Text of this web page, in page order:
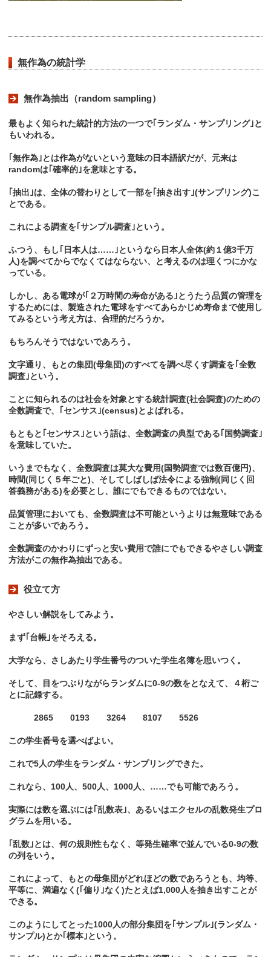
無作為の統計学
無作為抽出（random sampling）
最もよく知られた統計的方法の一つで｢ランダム・サンプリング｣と
もいわれる。
｢無作為｣とは作為がないという意味の日本語訳だが、元来は
randomは｢確率的｣を意味とする。
｢抽出｣は、全体の替わりとして一部を｢抽き出す｣(サンプリング)こ
とである。
これによる調査を｢サンプル調査｣という。
ふつう、もし｢日本人は……｣というなら日本人全体(約１億3千万
人)を調べてからでなくてはならない、と考えるのは理くつにかな
っている。
しかし、ある電球が｢２万時間の寿命がある｣とうたう品質の管理を
するためには、製造された電球をすべてあらかじめ寿命まで使用し
てみるという考え方は、合理的だろうか。
もちろんそうではないであろう。
文字通り、もとの集団(母集団)のすべてを調べ尽くす調査を｢全数
調査｣という。
ことに知られるのは社会を対象とする統計調査(社会調査)のための
全数調査で、｢センサス｣(census)とよばれる。
もともと｢センサス｣という語は、全数調査の典型である｢国勢調査｣
を意味していた。
いうまでもなく、全数調査は莫大な費用(国勢調査では数百億円)、
時間(同じく５年ごと)、そしてしばしば法令による強制(同じく回
答義務がある)を必要とし、誰にでもできるものではない。
品質管理においても、全数調査は不可能というよりは無意味である
ことが多いであろう。
全数調査のかわりにずっと安い費用で誰にでもできるやさしい調査
方法がこの無作為抽出である。
役立て方
やさしい解説をしてみよう。
まず｢台帳｣をそろえる。
大学なら、さしあたり学生番号のついた学生名簿を思いつく。
そして、目をつぶりながらランダムに0-9の数をとなえて、４桁ご
とに記録する。
2865 0193 3264 8107 5526
この学生番号を選べばよい。
これで5人の学生をランダム・サンプリングできた。
これなら、100人、500人、1000人、……でも可能であろう。
実際には数を選ぶには｢乱数表｣、あるいはエクセルの乱数発生プロ
グラムを用いる。
｢乱数｣とは、何の規則性もなく、等発生確率で並んでいる0-9の数
の列をいう。
これによって、もとの母集団がどれほどの数であろうとも、均等、
平等に、満遍なく(｢偏り｣なく)たとえば1,000人を抽き出すことが
できる。
このようにしてとった1000人の部分集団を｢サンプル｣(ランダム・
サンプル)とか｢標本｣という。